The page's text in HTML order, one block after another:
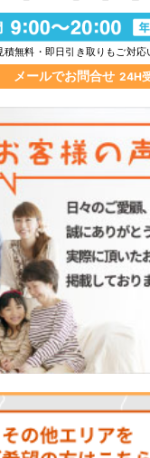
積無料・即日引き取りもご対応
メールでお問合せ 24H